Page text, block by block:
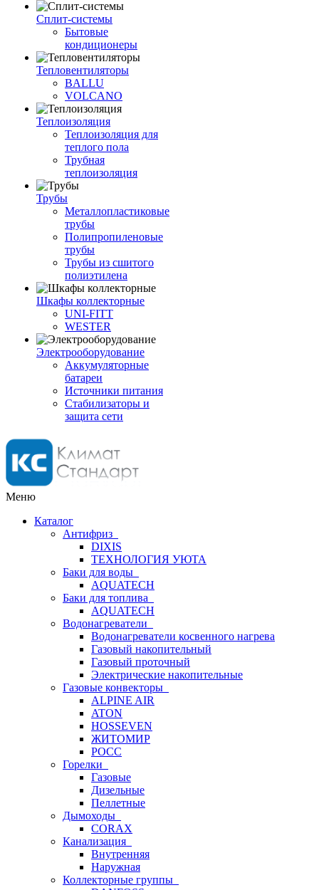
Сплит-системы
Бытовые
кондиционеры
Тепловентиляторы
BALLU
VOLCANO
Теплоизоляция
Теплоизоляция для
теплого пола
Трубная
теплоизоляция
Трубы
Металлопластиковые
трубы
Полипропиленовые
трубы
Трубы из сшитого
полиэтилена
Шкафы коллекторные
UNI-FITT
WESTER
Электрооборудование
Аккумуляторные
батареи
Источники питания
Стабилизаторы и
защита сети
Меню
Каталог
Антифриз
DIXIS
ТЕХНОЛОГИЯ УЮТА
Баки для воды
AQUATECH
Баки для топлива
AQUATECH
Водонагреватели
Водонагреватели косвенного нагрева
Газовый накопительный
Газовый проточный
Электрические накопительные
Газовые конвекторы
ALPINE AIR
ATON
HOSSEVEN
ЖИТОМИР
РОСС
Горелки
Газовые
Дизельные
Пеллетные
Дымоходы
CORAX
Канализация
Внутренняя
Наружная
Коллекторные группы